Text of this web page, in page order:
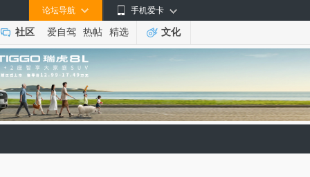
手机爱卡
论坛导航
社区 爱自驾 热帖 精选 文化